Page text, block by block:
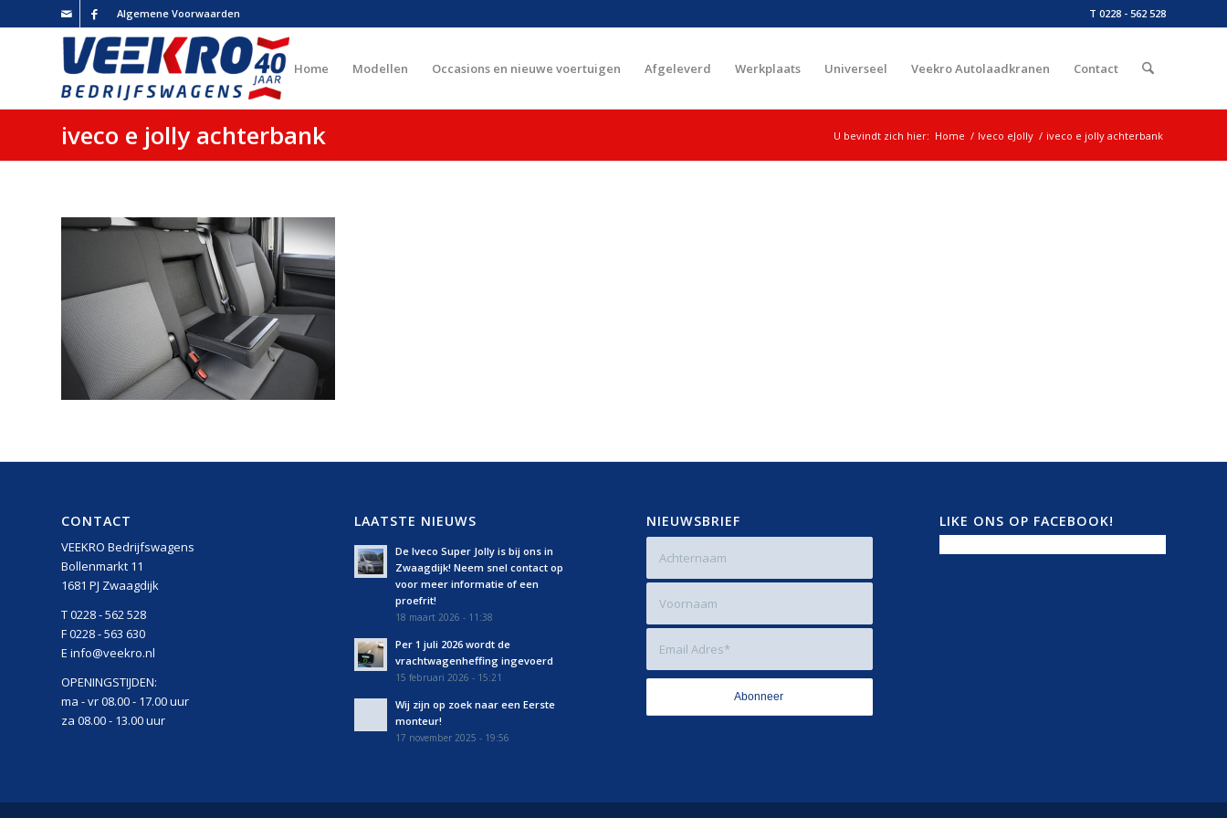
Algemene Voorwaarden T 0228 - 562 528
Home Modellen Occasions en nieuwe voertuigen Afgeleverd Werkplaats Universeel Veekro Autolaadkranen Contact
iveco e jolly achterbank U bevindt zich hier: Home / Iveco eJolly / iveco e jolly achterbank
CONTACT
VEEKRO Bedrijfswagens
Bollenmarkt 11
1681 PJ Zwaagdijk
T 0228 - 562 528
F 0228 - 563 630
E info@veekro.nl
OPENINGSTIJDEN:
ma - vr 08.00 - 17.00 uur
za 08.00 - 13.00 uur
LAATSTE NIEUWS
De Iveco Super Jolly is bij ons in
Zwaagdijk! Neem snel contact op
voor meer informatie of een
proefrit!
18 maart 2026 - 11:38
Per 1 juli 2026 wordt de
vrachtwagenheffing ingevoerd
15 februari 2026 - 15:21
Wij zijn op zoek naar een Eerste
monteur!
17 november 2025 - 19:56
NIEUWSBRIEF LIKE ONS OP FACEBOOK!